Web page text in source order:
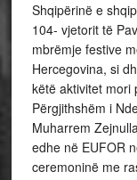
Shqipërinë e
104- vjetorit të
mbrëmje festive
Hercegovina, si
këtë aktivitet mori
Përgjithshëm i
Muharrem
edhe në EUFOR
ceremoninë me